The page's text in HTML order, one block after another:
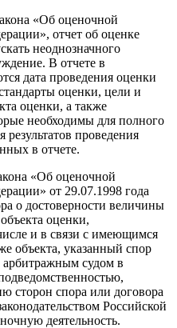
«Об оценочной
отчет об оценке
неоднозначного
В отчете в
дата проведения оценки
оценки, цели и
оценки, а также
необходимы для полного
проведения
в отчете.
«Об оценочной
от 29.07.1998 года
о достоверности величины
оценки,
и в связи с имеющимся
объекта, указанный спор
судом в
сторон спора или договора
Российской
деятельность.